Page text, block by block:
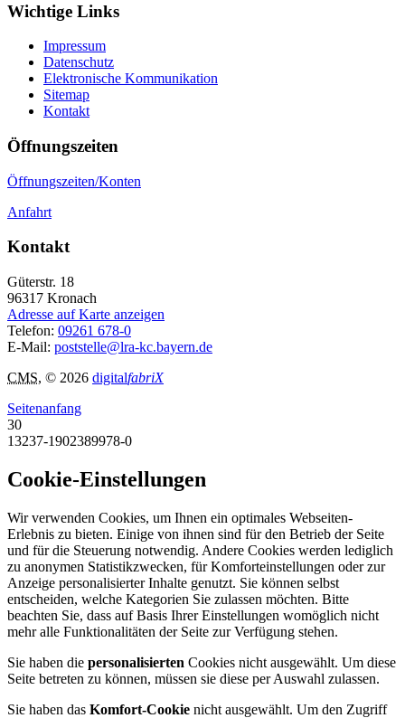
Wichtige Links
Impressum
Datenschutz
Elektronische Kommunikation
Sitemap
Kontakt
Öffnungszeiten
Öffnungszeiten/Konten
Anfahrt
Kontakt
Güterstr. 18
96317 Kronach
Adresse auf Karte anzeigen
Telefon: 09261 678-0
E-Mail: poststelle@lra-kc.bayern.de
CMS, © 2026 digitalfabriX
Seitenanfang
30
13237-1902389978-0
Cookie-Einstellungen
Wir verwenden Cookies, um Ihnen ein optimales Webseiten-
Erlebnis zu bieten. Einige von ihnen sind für den Betrieb der Seite
und für die Steuerung notwendig. Andere Cookies werden lediglich
zu anonymen Statistikzwecken, für Komforteinstellungen oder zur
Anzeige personalisierter Inhalte genutzt. Sie können selbst
entscheiden, welche Kategorien Sie zulassen möchten. Bitte
beachten Sie, dass auf Basis Ihrer Einstellungen womöglich nicht
mehr alle Funktionalitäten der Seite zur Verfügung stehen.
Sie haben die personalisierten Cookies nicht ausgewählt. Um diese
Seite betreten zu können, müssen sie diese per Auswahl zulassen.
Sie haben das Komfort-Cookie nicht ausgewählt. Um den Zugriff